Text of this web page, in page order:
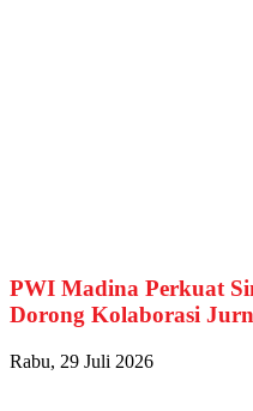
PWI Madina Perkuat
Dorong Kolaborasi
Rabu, 29 Juli 2026